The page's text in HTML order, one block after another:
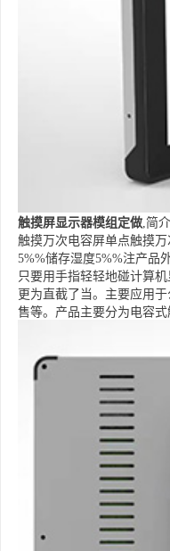
触摸屏显示器模组定做,简
触摸万次电容屏单点触摸
5%%储存湿度5%%注产品
只要用手指轻轻地碰计算
更为直截了当。主要应用
售等。产品主要分为电容